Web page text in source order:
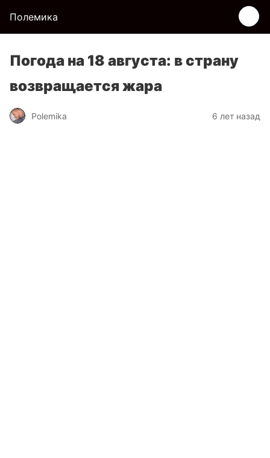
Полемика
Погода на 18 августа: в страну
возвращается жара
Polemika 6 лет назад